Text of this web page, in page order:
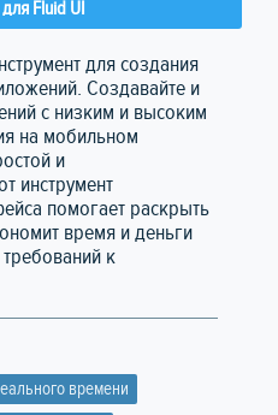
Fluid UI
для создания
Создавайте и
с низким и высоким
на мобильном
и
инструмент
помогает раскрыть
время и деньги
к
времени